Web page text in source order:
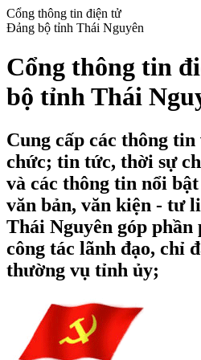
Cổng thông tin điện tử
Đảng bộ tỉnh Thái Nguyên
Cổng thông tin
bộ tỉnh Thái
Cung cấp các thông tin
chức; tin tức, thời sự
và các thông tin nổi
văn bản, văn kiện - tư
Thái Nguyên góp phần
công tác lãnh đạo, chỉ
thường vụ tỉnh ủy;